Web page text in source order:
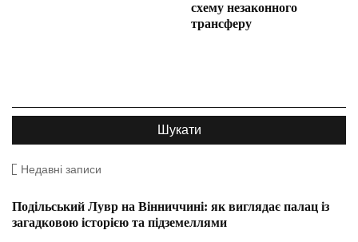
схему незаконного
трансферу
Недавні записи
Подільський Лувр на Вінниччині: як виглядає палац із
загадковою історією та підземеллями